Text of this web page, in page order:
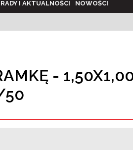
I AKTUALNOŚCI NOWOŚCI
-
50